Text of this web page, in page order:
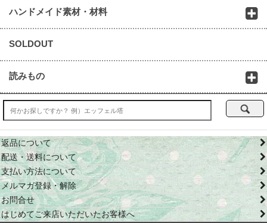
ハンドメイド素材・材料
SOLDOUT
読みもの
返品について
配送・送料について
支払い方法について
メルマガ登録・解除
お問合せ
はじめてご来店いただいたお客様へ